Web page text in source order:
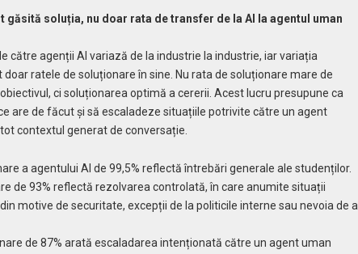
găsită soluția, nu doar rata de transfer de la AI la agentul uman
către agenții AI variază de la industrie la industrie, iar variația
ratele de soluționare în sine. Nu rata de soluționare mare de
ci soluționarea optimă a cererii. Acest lucru presupune ca
are de făcut și să escaladeze situațiile potrivite către un agent
contextul generat de conversație.
a agentului AI de 99,5% reflectă întrebări generale ale studenților.
de 93% reflectă rezolvarea controlată, în care anumite situații
motive de securitate, excepții de la politicile interne sau nevoia de a
de 87% arată escaladarea intenționată către un agent uman